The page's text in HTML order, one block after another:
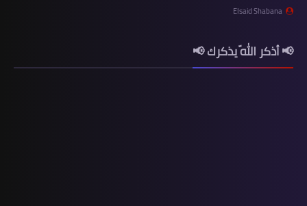
Elsaid Shabana
📢 أذكر اللّه يذكرك 📢